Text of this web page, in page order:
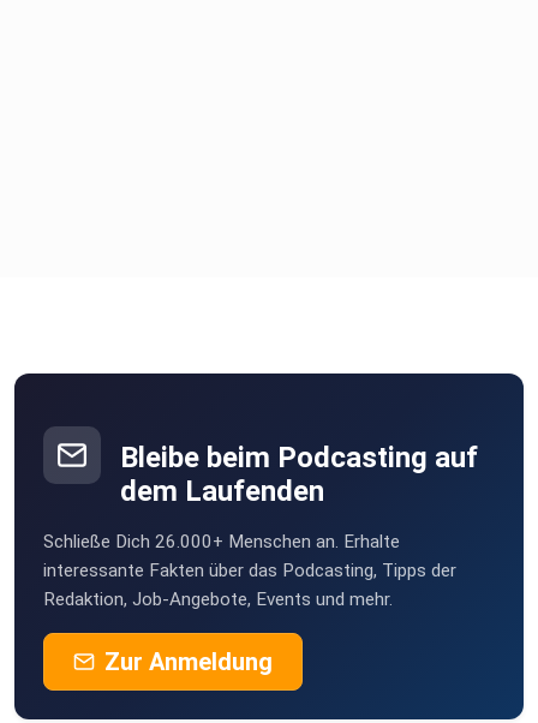
Bleibe beim Podcasting auf
dem Laufenden
Schließe Dich 26.000+ Menschen an. Erhalte
interessante Fakten über das Podcasting, Tipps der
Redaktion, Job-Angebote, Events und mehr.
Zur Anmeldung